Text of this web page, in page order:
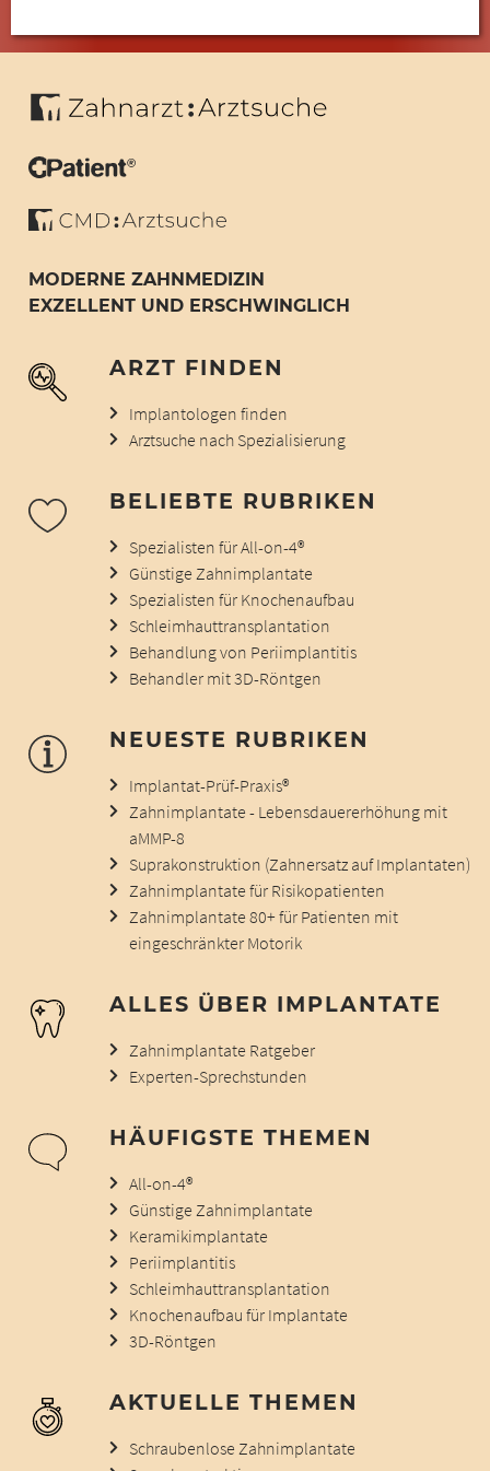
MODERNE ZAHNMEDIZIN
EXZELLENT UND ERSCHWINGLICH
ARZT FINDEN
Implantologen finden
Arztsuche nach Spezialisierung
BELIEBTE RUBRIKEN
Spezialisten für All-on-4®
Günstige Zahnimplantate
Spezialisten für Knochenaufbau
Schleimhauttransplantation
Behandlung von Periimplantitis
Behandler mit 3D-Röntgen
NEUESTE RUBRIKEN
Implantat-Prüf-Praxis®
Zahnimplantate - Lebensdauererhöhung mit
aMMP-8
Suprakonstruktion (Zahnersatz auf Implantaten)
Zahnimplantate für Risikopatienten
Zahnimplantate 80+ für Patienten mit
eingeschränkter Motorik
ALLES ÜBER IMPLANTATE
Zahnimplantate Ratgeber
Experten-Sprechstunden
HÄUFIGSTE THEMEN
All-on-4®
Günstige Zahnimplantate
Keramikimplantate
Periimplantitis
Schleimhauttransplantation
Knochenaufbau für Implantate
3D-Röntgen
AKTUELLE THEMEN
Schraubenlose Zahnimplantate